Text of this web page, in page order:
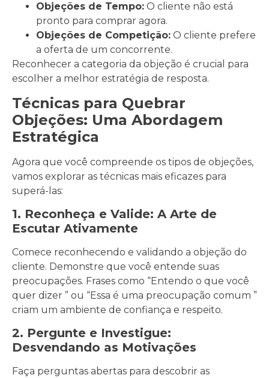
Objeções de Tempo: O cliente não está
pronto para comprar agora.
Objeções de Competição: O cliente prefere
a oferta de um concorrente.
Reconhecer a categoria da objeção é crucial para
escolher a melhor estratégia de resposta.
Técnicas para Quebrar
Objeções: Uma Abordagem
Estratégica
Agora que você compreende os tipos de objeções,
vamos explorar as técnicas mais eficazes para
superá-las:
1. Reconheça e Valide: A Arte de
Escutar Ativamente
Comece reconhecendo e validando a objeção do
cliente. Demonstre que você entende suas
preocupações. Frases como “Entendo o que você
quer dizer ” ou “Essa é uma preocupação comum ”
criam um ambiente de confiança e respeito.
2. Pergunte e Investigue:
Desvendando as Motivações
Faça perguntas abertas para descobrir as